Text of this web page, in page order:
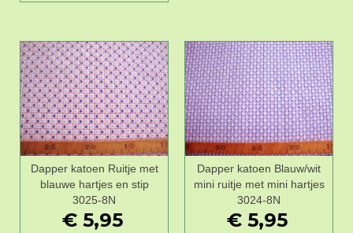
Dapper katoen Ruitje met
blauwe hartjes en stip
3025-8N
€ 5,95
Dapper katoen Blauw/wit
mini ruitje met mini hartjes
3024-8N
€ 5,95